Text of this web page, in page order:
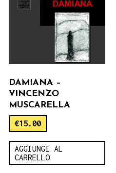
DAMIANA –
VINCENZO
MUSCARELLA
€15.00
AGGIUNGI AL
CARRELLO